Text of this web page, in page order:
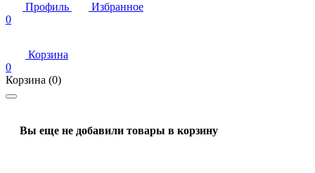
Профиль
Избранное
0
Корзина
0
Корзина (0)
Вы еще не добавили товары в корзину